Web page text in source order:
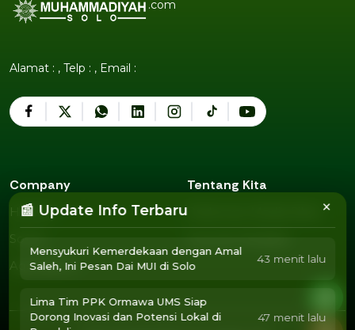
.com
Alamat : , Telp : , Email :
Company
Humor
Humor
Sosok
Sosok
Agendamu
Tentang Kita
Pedoman Media Siber
Susunan Redaksi
📰 Update Info Terbaru
Mensyukuri Kemerdekaan dengan Amal
Saleh, Ini Pesan Dai MUI di Solo
43 menit lalu
Lima Tim PPK Ormawa UMS Siap
Dorong Inovasi dan Potensi Lokal di
47 menit lalu
×